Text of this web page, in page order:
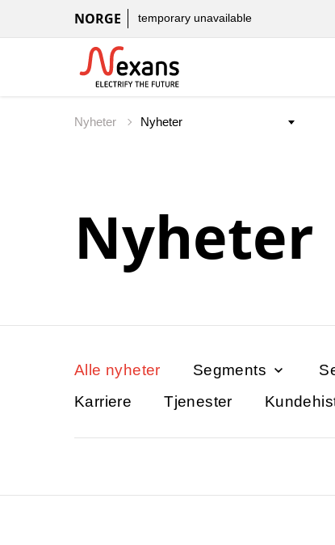
NORGE temporary unavailable
Nyheter
Nyheter
Alle nyheter Segments
Karriere
Tjenester